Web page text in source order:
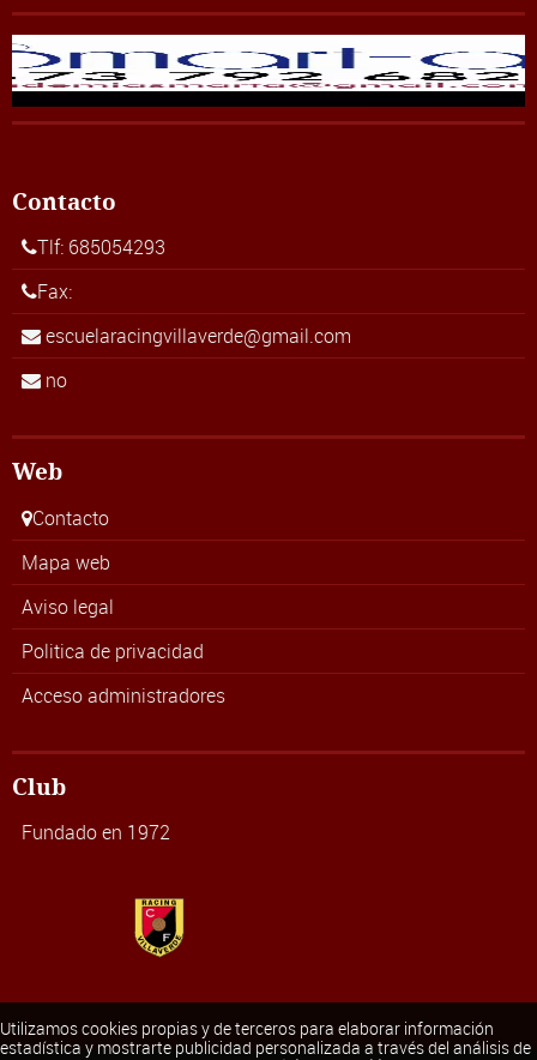
Contacto
Tlf: 685054293
Fax:
escuelaracingvillaverde@gmail.com
no
Web
Contacto
Mapa web
Aviso legal
Politica de privacidad
Acceso administradores
Club
Fundado en 1972
Utilizamos cookies propias y de terceros para elaborar información
estadística y mostrarte publicidad personalizada a través del análisis de